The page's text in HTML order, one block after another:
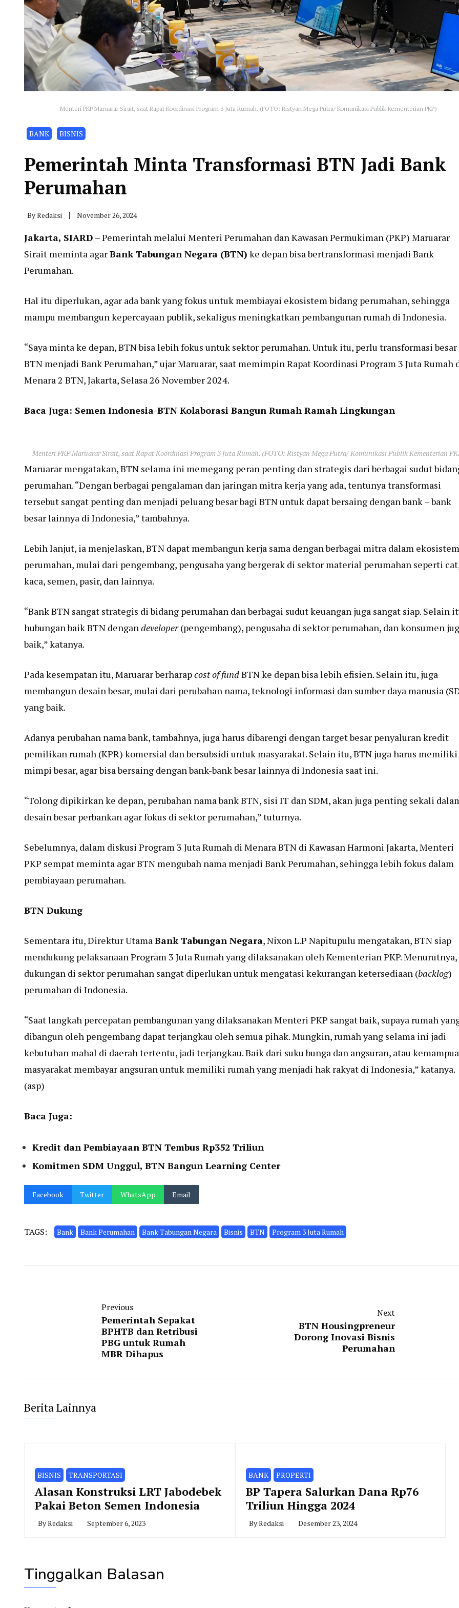
Menteri PKP Maruarar Sirait, saat Rapat Koordinasi Program 3 Juta Rumah. (FOTO: Ristyan Mega Putra/ Komunikasi Publik Kementerian PKP)
BANK BISNIS
Pemerintah Minta Transformasi BTN Jadi Bank
Perumahan
ByRedaksi November 26, 2024
Jakarta, SIARD – Pemerintah melalui Menteri Perumahan dan Kawasan Permukiman (PKP) Maruarar
Sirait meminta agarBank Tabungan Negara (BTN) ke depan bisa bertransformasi menjadi Bank
Perumahan.
Hal itu diperlukan, agar ada bank yang fokus untuk membiayai ekosistem bidang perumahan, sehingga
mampu membangun kepercayaan publik, sekaligus meningkatkan pembangunan rumah di Indonesia.
“Saya minta ke depan, BTN bisa lebih fokus untuk sektor perumahan. Untuk itu, perlu transformasi besar
BTN menjadi Bank Perumahan,” ujar Maruarar, saat memimpin Rapat Koordinasi Program 3 Juta Rumah
Menara 2 BTN, Jakarta, Selasa 26 November 2024.
Baca Juga: Semen Indonesia-BTN Kolaborasi Bangun Rumah Ramah Lingkungan
Menteri PKP Maruarar Sirait, saat Rapat Koordinasi Program 3 Juta Rumah. (FOTO: Ristyan Mega Putra/ Komunikasi Publik Kementerian
Maruarar mengatakan, BTN selama ini memegang peran penting dan strategis dari berbagai sudut
perumahan. “Dengan berbagai pengalaman dan jaringan mitra kerja yang ada, tentunya transformasi
tersebut sangat penting dan menjadi peluang besar bagi BTN untuk dapat bersaing dengan bank – bank
besar lainnya di Indonesia,” tambahnya.
Lebih lanjut, ia menjelaskan, BTN dapat membangun kerja sama dengan berbagai mitra dalam ekosistem
perumahan, mulai dari pengembang, pengusaha yang bergerak di sektor material perumahan seperti
kaca, semen, pasir, dan lainnya.
“Bank BTN sangat strategis di bidang perumahan dan berbagai sudut keuangan juga sangat siap. Selain
hubungan baik BTN dengandeveloper(pengembang), pengusaha di sektor perumahan, dan konsumen
baik,” katanya.
Pada kesempatan itu, Maruarar berharapcost of fundBTN ke depan bisa lebih efisien. Selain itu, juga
membangun desain besar, mulai dari perubahan nama, teknologi informasi dan sumber daya manusia
yang baik.
Adanya perubahan nama bank, tambahnya, juga harus dibarengi dengan target besar penyaluran kredit
pemilikan rumah (KPR) komersial dan bersubsidi untuk masyarakat. Selain itu, BTN juga harus memiliki
mimpi besar, agar bisa bersaing dengan bank-bank besar lainnya di Indonesia saat ini.
“Tolong dipikirkan ke depan, perubahan nama bank BTN, sisi IT dan SDM, akan juga penting sekali
desain besar perbankan agar fokus di sektor perumahan,” tuturnya.
Sebelumnya, dalam diskusi Program 3 Juta Rumah di Menara BTN di Kawasan Harmoni Jakarta, Menteri
PKP sempat meminta agar BTN mengubah nama menjadi Bank Perumahan, sehingga lebih fokus dalam
pembiayaan perumahan.
BTN Dukung
Sementara itu, Direktur UtamaBank Tabungan Negara, Nixon L.P Napitupulu mengatakan, BTN siap
mendukung pelaksanaan Program 3 Juta Rumah yang dilaksanakan oleh Kementerian PKP. Menurutnya,
dukungan di sektor perumahan sangat diperlukan untuk mengatasi kekurangan ketersediaan (backlog)
perumahan di Indonesia.
“Saat langkah percepatan pembangunan yang dilaksanakan Menteri PKP sangat baik, supaya rumah
dibangun oleh pengembang dapat terjangkau oleh semua pihak. Mungkin, rumah yang selama ini jadi
kebutuhan mahal di daerah tertentu, jadi terjangkau. Baik dari suku bunga dan angsuran, atau
masyarakat membayar angsuran untuk memiliki rumah yang menjadi hak rakyat di Indonesia,” katanya.
(asp)
Baca Juga:
Kredit dan Pembiayaan BTN Tembus Rp352 Triliun
Komitmen SDM Unggul, BTN Bangun Learning Center
Facebook Twitter WhatsApp Email
TAGS: Bank Bank Perumahan Bank Tabungan Negara Bisnis BTN Program 3 Juta Rumah
Previous
Pemerintah Sepakat
BPHTB dan Retribusi
PBG untuk Rumah
MBR Dihapus
Next
BTN Housingpreneur
Dorong Inovasi Bisnis
Perumahan
Berita Lainnya
BISNIS TRANSPORTASI
Alasan Konstruksi LRT Jabodebek
Pakai Beton Semen Indonesia
ByRedaksi September 6, 2023
BANK PROPERTI
BP Tapera Salurkan Dana Rp76
Triliun Hingga 2024
ByRedaksi Desember 23, 2024
Tinggalkan Balasan